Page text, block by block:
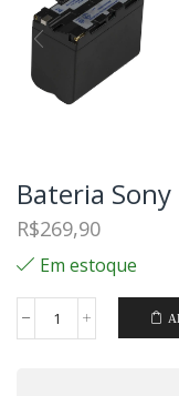
Bateria
R$269,90
Em estoque